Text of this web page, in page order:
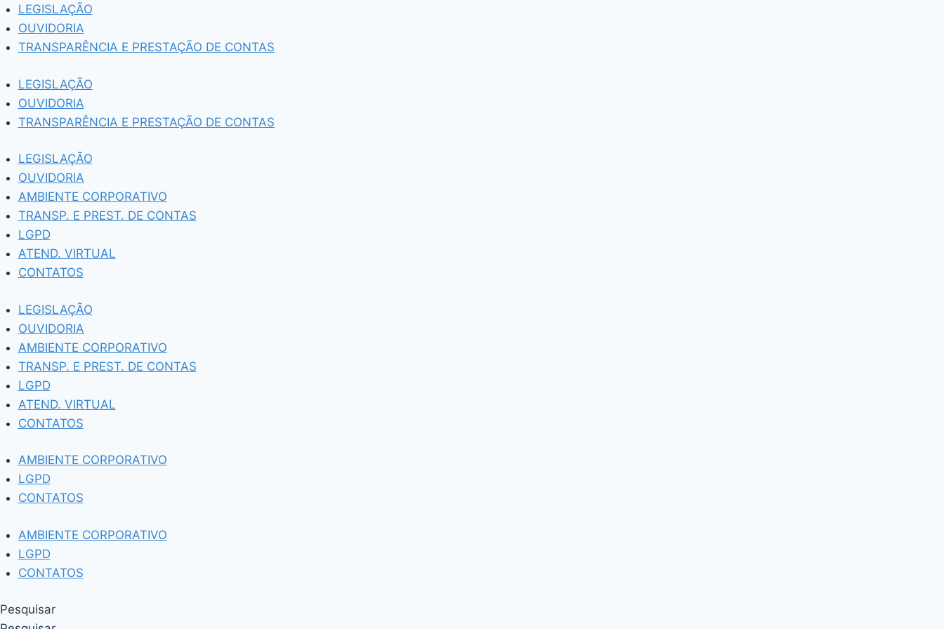
Pular
para
LEGISLAÇÃO
OUVIDORIA
TRANSPARÊNCIA E PRESTAÇÃO DE CONTAS
LEGISLAÇÃO
OUVIDORIA
TRANSPARÊNCIA E PRESTAÇÃO DE CONTAS
LEGISLAÇÃO
OUVIDORIA
AMBIENTE CORPORATIVO
TRANSP. E PREST. DE CONTAS
LGPD
ATEND. VIRTUAL
CONTATOS
LEGISLAÇÃO
OUVIDORIA
AMBIENTE CORPORATIVO
TRANSP. E PREST. DE CONTAS
LGPD
ATEND. VIRTUAL
CONTATOS
AMBIENTE CORPORATIVO
LGPD
CONTATOS
AMBIENTE CORPORATIVO
LGPD
CONTATOS
Pesquisar